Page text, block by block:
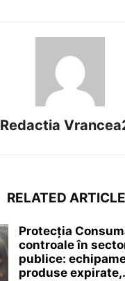
Redactia
RELATED
Protecția
controale în
publice:
produse